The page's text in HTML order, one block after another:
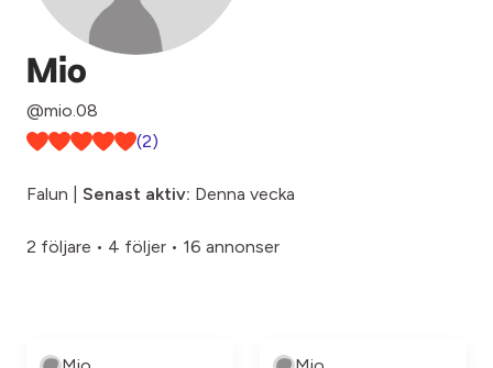
Mio
@mio.08
(2)
Falun | Senast aktiv: Denna vecka
2 följare • 4 följer • 16 annonser